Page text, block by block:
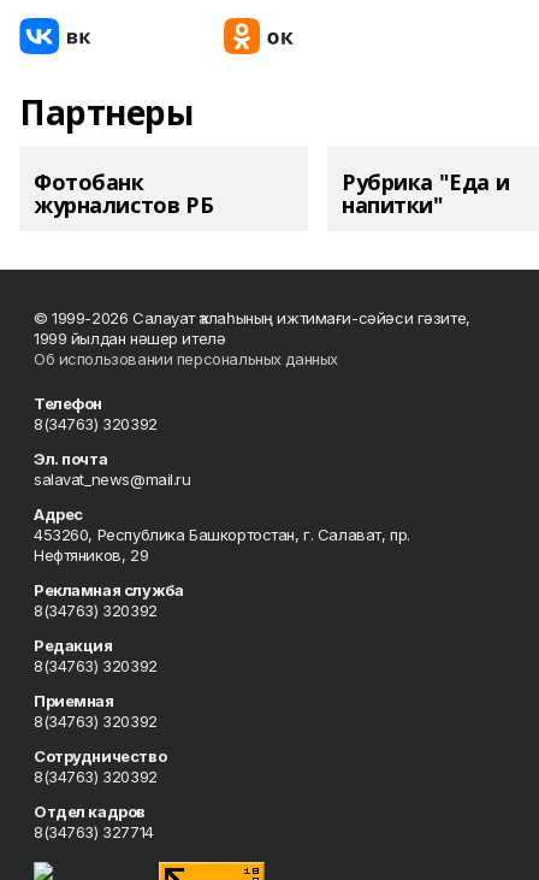
Партнеры
Фотобанк
журналистов РБ
Рубрика "Еда и
напитки"
© 1999-2026 Салауат ҡалаһының ижтимағи-сәйәси гәзите,
1999 йылдан нәшер ителә
Об использовании персональных данных
Телефон
8(34763) 320392
Эл. почта
salavat_news@mail.ru
Адрес
453260, Республика Башкортостан, г. Салават, пр.
Нефтяников, 29
Рекламная служба
8(34763) 320392
Редакция
8(34763) 320392
Приемная
8(34763) 320392
Сотрудничество
8(34763) 320392
Отдел кадров
8(34763) 327714